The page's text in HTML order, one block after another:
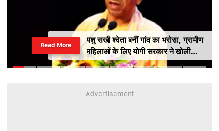
पशु सखी श्वेता बनीं गांव का भरोसा, ग्रामीण
महिलाओं के लिए योगी सरकार ने खोली
आत्मनिर्भरता की राह
Read More